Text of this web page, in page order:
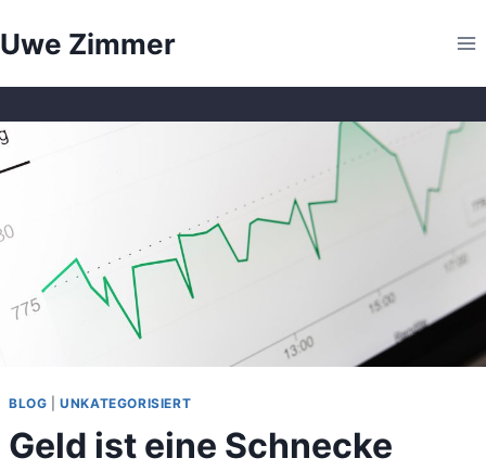
Inhalt
Uwe Zimmer
BLOG |UNKATEGORISIERT
Geld ist eine Schnecke